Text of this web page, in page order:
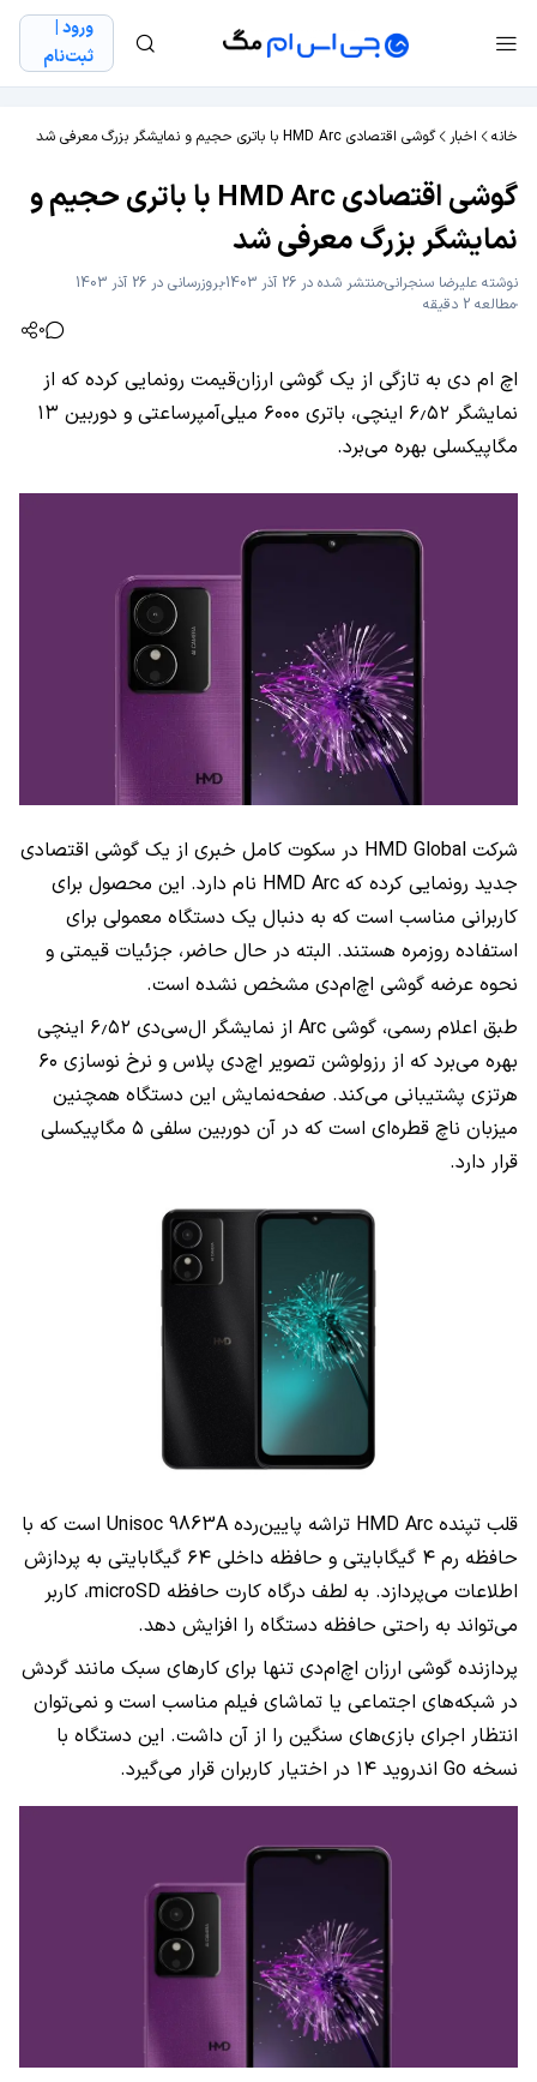
ورود |
ثبت‌نام
خانه اخبار گوشی اقتصادی HMD Arc با باتری حجیم و نمایشگر بزرگ معرفی شد
گوشی اقتصادی HMD Arc با باتری حجیم و
نمایشگر بزرگ معرفی شد
نوشته علیرضا سنجرانیمنتشر شده در 26 آذر 1403
بروزرسانی در 26 آذر 1403
مطالعه 2 دقیقه
0
اچ ام دی به تازگی از یک گوشی ارزان‌قیمت رونمایی کرده که از
نمایشگر ۶٫۵۲ اینچی، باتری ۶۰۰۰ میلی‌آمپرساعتی و دوربین ۱۳
مگاپیکسلی بهره می‌برد.
شرکت HMD Global در سکوت کامل خبری از یک گوشی اقتصادی
جدید رونمایی کرده که HMD Arc نام دارد. این محصول برای
کاربرانی مناسب است که به دنبال یک دستگاه معمولی برای
استفاده روزمره هستند. البته در حال حاضر، جزئيات قیمتی و
نحوه عرضه گوشی اچ‌ام‌دی مشخص نشده است.
طبق اعلام رسمی، گوشی Arc از نمایشگر ال‌سی‌دی ۶٫۵۲ اینچی
بهره می‌برد که از رزولوشن تصویر اچ‌دی پلاس و نرخ نوسازی ۶۰
هرتزی پشتیبانی می‌کند. صفحه‌نمایش این دستگاه همچنین
میزبان ناچ قطره‌ای است که در آن دوربین سلفی ۵ مگاپیکسلی
قرار دارد.
قلب تپنده HMD Arc تراشه پایین‌رده Unisoc 9863A است که با
حافظه رم ۴ گیگابایتی و حافظه داخلی ۶۴ گیگابایتی به پردازش
اطلاعات می‌پردازد. به لطف درگاه کارت حافظه microSD، کاربر
می‌تواند به راحتی حافظه دستگاه را افزایش دهد.
پردازنده گوشی ارزان‌ اچ‌ام‌دی تنها برای کارهای سبک مانند گردش
در شبکه‌های اجتماعی یا تماشای فیلم مناسب است و نمی‌توان
انتظار اجرای بازی‌های سنگین را از آن داشت. این دستگاه با
نسخه Go اندروید ۱۴ در اختیار کاربران قرار می‌گیرد.